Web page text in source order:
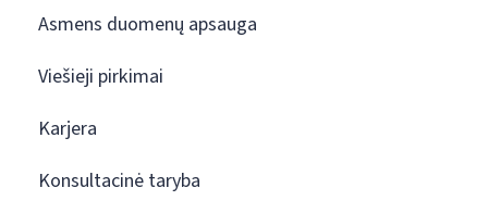
Asmens duomenų apsauga
Viešieji pirkimai
Karjera
Konsultacinė taryba